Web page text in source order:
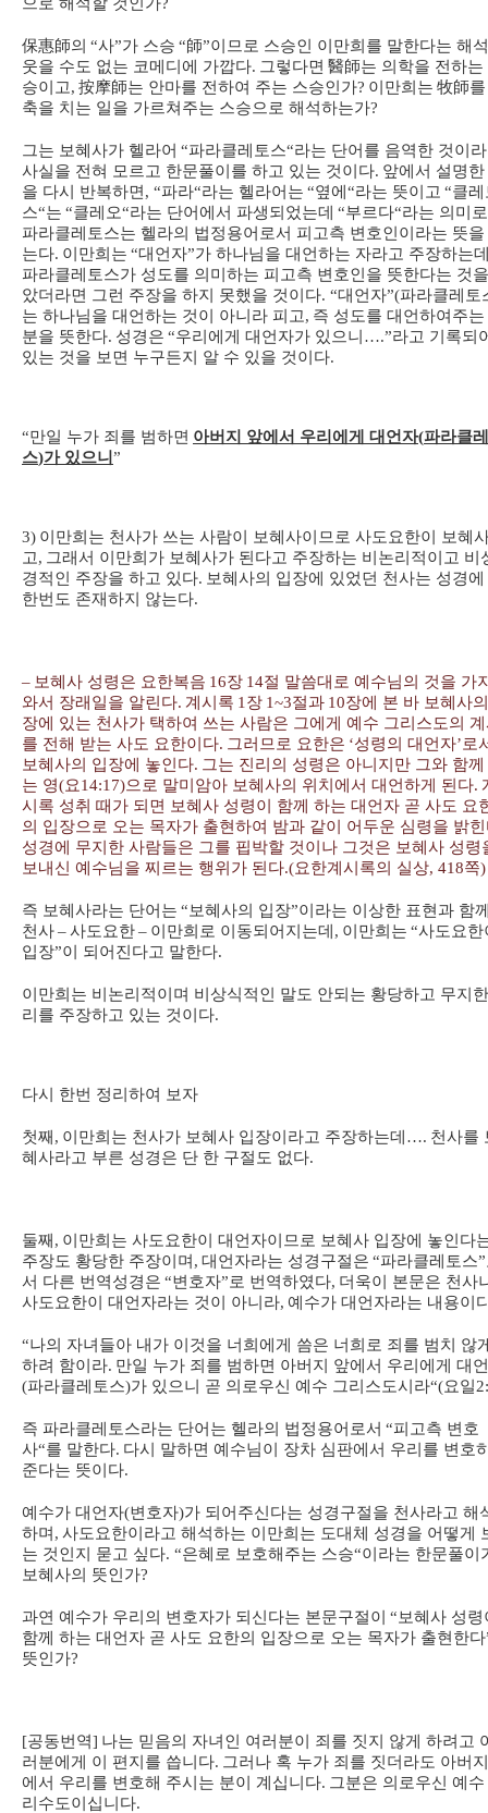
保惠師의 “사”가 스승 “師”이므로 스승인 이만희를 말한다는 해
웃을 수도 없는 코메디에 가깝다. 그렇다면 醫師는 의학을 전하는
승이고, 按摩師는 안마를 전하여 주는 스승인가? 이만희는 牧師
축을 치는 일을 가르쳐주는 스승으로 해석하는가?
그는 보혜사가 헬라어 “파라클레토스“라는 단어를 음역한 것이
사실을 전혀 모르고 한문풀이를 하고 있는 것이다. 앞에서 설명한
을 다시 반복하면 , “파라“라는 헬라어는 “옆에 “라는 뜻이고 “클레
스“는 “클레오“라는 단어에서 파생되었는데 “부르다“라는 의미
파라클레토스는 헬라의 법정용어로서 피고측 변호인이라는 뜻을
는다. 이만희는 “대언자”가 하나님을 대언하는 자라고 주장하는
파라클레토스가 성도를 의미하는 피고측 변호인을 뜻한다는 것
았더라면 그런 주장을 하지 못했을 것이다. “대언자”(파라클레토
는 하나님을 대언하는 것이 아니라 피고, 즉 성도를 대언하여주는
분을 뜻한다. 성경은 “우리에게 대언자가 있으니 ….”라고 기록되
있는 것을 보면 누구든지 알 수 있을 것이다.
“만일 누가 죄를 범하면 아버지 앞에서 우리에게 대언자(파라클
스)가 있으니 ”
3) 이만희는 천사가 쓰는 사람이 보혜사이므로 사도요한이 보혜
고, 그래서 이만희가 보혜사가 된다고 주장하는 비논리적이고 비
경적인 주장을 하고 있다. 보혜사의 입장에 있었던 천사는 성경에
한번도 존재하지 않는다.
– 보혜사 성령은 요한복음 16장 14절 말씀대로 예수님의 것을 가
와서 장래일을 알린다. 계시록 1 장 1~3절과 10장에 본 바 보혜사
장에 있는 천사가 택하여 쓰는 사람은 그에게 예수 그리스도의
를 전해 받는 사도 요한이다. 그러므로 요한은 ‘성령의 대언자’로
보혜사의 입장에 놓인다. 그는 진리의 성령은 아니지만 그와 함께
는 영(요14:17)으로 말미암아 보혜사의 위치에서 대언하게 된다.
시록 성취 때가 되면 보혜사 성령이 함께 하는 대언자 곧 사도 요
의 입장으로 오는 목자가 출현하여 밤과 같이 어두운 심령을 밝
성경에 무지한 사람들은 그를 핍박할 것이나 그것은 보혜사 성령
보내신 예수님을 찌르는 행위가 된다.(요한계시록의 실상, 418쪽)
즉 보혜사라는 단어는 “보혜사의 입장”이라는 이상한 표현과 함
천사–사도요한– 이만희로 이동되어지는데 , 이만희는 “사도요한
입장”이 되어진다고 말한다.
이만희는 비논리적이며 비상식적인 말도 안되는 황당하고 무지
리를 주장하고 있는 것이다.
다시 한번 정리하여 보자
첫째 , 이만희는 천사가 보혜사 입장이라고 주장하는데 …. 천사를
혜사라고 부른 성경은 단 한 구절도 없다.
둘째 , 이만희는 사도요한이 대언자이므로 보혜사 입장에 놓인다
주장도 황당한 주장이며 , 대언자라는 성경구절은 “파라클레토스”
서 다른 번역성경은 “변호자”로 번역하였다, 더욱이 본문은 천사
사도요한이 대언자라는 것이 아니라, 예수가 대언자라는 내용이
“나의 자녀들아 내가 이것을 너희에게 씀은 너희로 죄를 범치 않
하려 함이라. 만일 누가 죄를 범하면 아버지 앞에서 우리에게 대
(파라클레토스)가 있으니 곧 의로우신 예수 그리스도시라“(요일
즉 파라클레토스라는 단어는 헬라의 법정용어로서 “피고측 변호
사“를 말한다. 다시 말하면 예수님이 장차 심판에서 우리를 변호
준다는 뜻이다.
예수가 대언자(변호자)가 되어주신다는 성경구절을 천사라고 해
하며 , 사도요한이라고 해석하는 이만희는 도대체 성경을 어떻게
는 것인지 묻고 싶다. “은혜로 보호해주는 스승“이라는 한문풀이
보혜사의 뜻인가?
과연 예수가 우리의 변호자가 되신다는 본문구절이 “보혜사 성령
함께 하는 대언자 곧 사도 요한의 입장으로 오는 목자가 출현한다
뜻인가?
[공동번역] 나는 믿음의 자녀인 여러분이 죄를 짓지 않게 하려고
러분에게 이 편지를 씁니다. 그러나 혹 누가 죄를 짓더라도 아버
에서 우리를 변호해 주시는 분이 계십니다. 그분은 의로우신 예수
리수도이십니다.